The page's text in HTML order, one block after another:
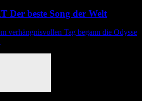
Der beste Song der Welt
verhängnisvollen Tag begann die Odysse